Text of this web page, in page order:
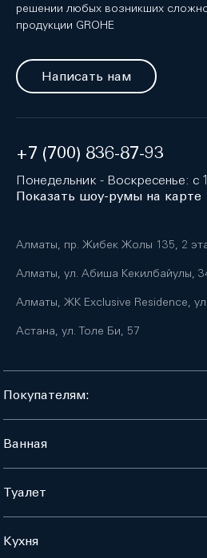
решении любых возникших
продукции GROHE
Написать нам
+7 (700) 836-87-93
Понедельник - Воскресенье: с
Показать шоу-румы на карте
Алматы, пр. Жибек Жолы 135, 2
Алматы, ул. Абиша Кекилбайулы,
Алматы, ЖК Exclusive Residence,
Астана, ул. Толе Би, 57
Покупателям:
Ванная
Туалет
Кухня